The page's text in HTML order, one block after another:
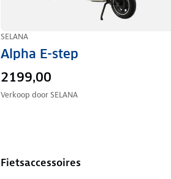
SELANA
Alpha E-step
2199,00
Verkoop doorSELANA
Fietsaccessoires